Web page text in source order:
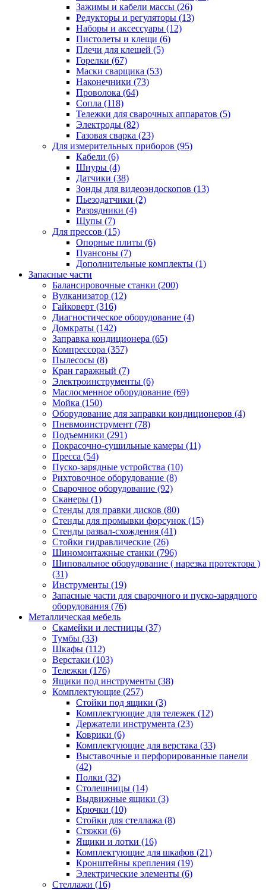
Зажимы и кабели массы (26)
Редукторы и регуляторы (13)
Наборы и аксессуары (12)
Пистолеты и клещи (6)
Плечи для клещей (5)
Горелки (67)
Маски сварщика (53)
Наконечники (73)
Проволока (64)
Сопла (118)
Тележки для сварочных аппаратов (5)
Электроды (82)
Газовая сварка (23)
Для измерительных приборов (95)
Кабели (6)
Шнуры (4)
Датчики (38)
Зонды для видеоэндоскопов (13)
Пьезодатчики (2)
Разрядники (4)
Щупы (7)
Для прессов (15)
Опорные плиты (6)
Пуансоны (7)
Дополнительные комплекты (1)
Запасные части
Балансировочные станки (200)
Вулканизатор (12)
Гайковерт (316)
Диагностическое оборудование (4)
Домкраты (142)
Заправка кондиционера (65)
Компрессора (357)
Пылесосы (8)
Кран гаражный (7)
Электроинструменты (6)
Маслосменное оборудование (69)
Мойка (150)
Оборудование для заправки кондиционеров (4)
Пневмоинструмент (78)
Подъемники (291)
Покрасочно-сушильные камеры (11)
Пресса (54)
Пуско-зарядные устройства (10)
Рихтовочное оборудование (8)
Сварочное оборудование (92)
Сканеры (1)
Стенды для правки дисков (80)
Стенды для промывки форсунок (15)
Стенды развал-схождения (41)
Стойки гидравлические (26)
Шиномонтажные станки (796)
Шиповальное оборудование ( нарезка протектора )
(31)
Инструменты (19)
Запасные части для сварочного и пуско-зарядного
оборудования (76)
Металлическая мебель
Скамейки и лестницы (37)
Тумбы (33)
Шкафы (112)
Верстаки (103)
Тележки (176)
Ящики под инструменты (38)
Комплектующие (257)
Стойки под ящики (3)
Комплектующие для тележек (12)
Держатели инструмента (23)
Коврики (6)
Комплектующие для верстака (33)
Выставочные и перфорированные панели
(42)
Полки (32)
Столешницы (14)
Выдвижные ящики (3)
Крючки (10)
Стойки для стеллажа (8)
Стяжки (6)
Ящики и лотки (16)
Комплектующие для шкафов (21)
Кронштейны крепления (19)
Электрические элементы (6)
Стеллажи (16)